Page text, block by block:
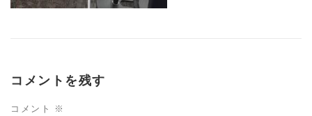
コメントを残す
コメント ※